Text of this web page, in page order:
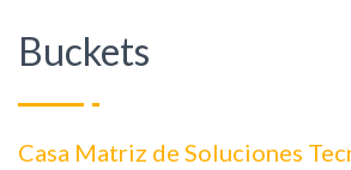
Buckets
Casa Matriz de Soluciones